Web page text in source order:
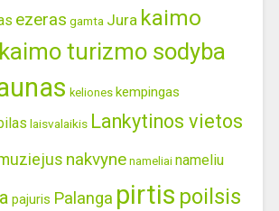
ezeras gamta Jura kaimo
kaimo turizmo sodyba
keliones kempingas
laisvalaikis Lankytinos vietos
nakvyne nameliai nameliu
pajuris Palanga pirtis poilsis